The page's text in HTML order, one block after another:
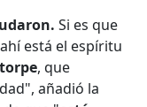
Si es que
está el espíritu
, que
añadió la